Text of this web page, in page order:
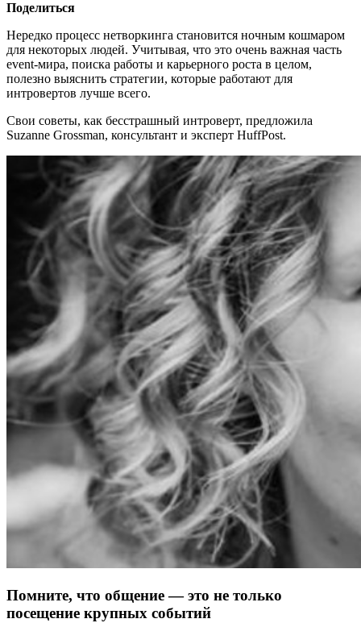
Поделиться
Нередко процесс нетворкинга становится ночным кошмаром
для некоторых людей. Учитывая, что это очень важная часть
event-мира, поиска работы и карьерного роста в целом,
полезно выяснить стратегии, которые работают для
интровертов лучше всего.
Свои советы, как бесстрашный интроверт, предложила
Suzanne Grossman, консультант и эксперт HuffPost.
Помните, что общение — это не только
посещение крупных событий